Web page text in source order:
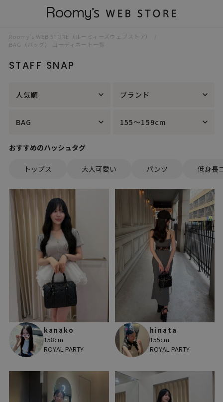
Roomy’s WEB STORE（ルーミィーズウェブストア）
BAG（バッグ） コーディネート一覧
STAFF SNAP
人気順 ブランド
BAG 155～159cm
おすすめのハッシュタグ
トップス 大人可愛い パンツ 低身長
kanako
158cm
ROYAL PARTY
hinata
155cm
ROYAL PARTY